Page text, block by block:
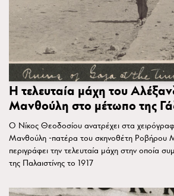
Η τελευταία μάχη του
Μανθούλη στο μέτωπο της
Ο Νίκος Θεοδοσίου ανατρέχει στα
Μανθούλη -πατέρα του σκηνοθέτη Ροβήρου
περιγράφει την τελευταία μάχη στην οποία
της Παλαιστίνης το 1917